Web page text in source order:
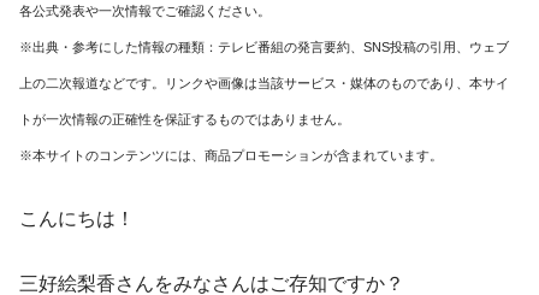
各公式発表や一次情報でご確認ください。
※出典・参考にした情報の種類：テレビ番組の発言要約、SNS投稿の引用、ウェブ
上の二次報道などです。リンクや画像は当該サービス・媒体のものであり、本サイ
トが一次情報の正確性を保証するものではありません。
※本サイトのコンテンツには、商品プロモーションが含まれています。
こんにちは！
三好絵梨香さんをみなさんはご存知ですか？